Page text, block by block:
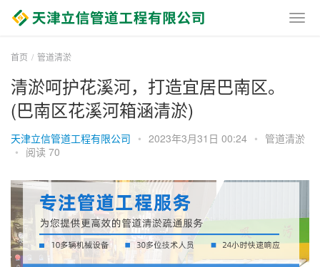
首页 管道清淤
清淤呵护花溪河，打造宜居巴南区。
(巴南区花溪河箱涵清淤)
天津立信管道工程有限公司 • 2023年3月31日 00:24 • 管道清淤
• 阅读 70